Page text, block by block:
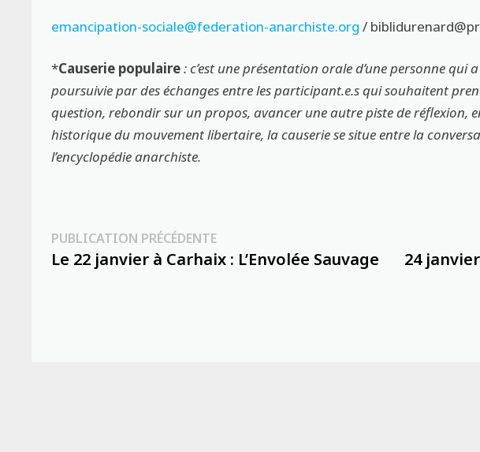
emancipation-sociale@federation-anarchiste.org /
*Causerie populaire: c’est une présentation orale d’une personne
poursuivie par des échanges entre les participant.e.s qui souhaitent
question, rebondir sur un propos, avancer une autre piste de réflexion,
historique du mouvement libertaire, la causerie se situe entre la
l’encyclopédie anarchiste.
Navigation
de
PUBLICATION PRÉCÉDENTEPublication
précédente :
Le 22 janvier à Carhaix : L’Envolée Sauvage
24